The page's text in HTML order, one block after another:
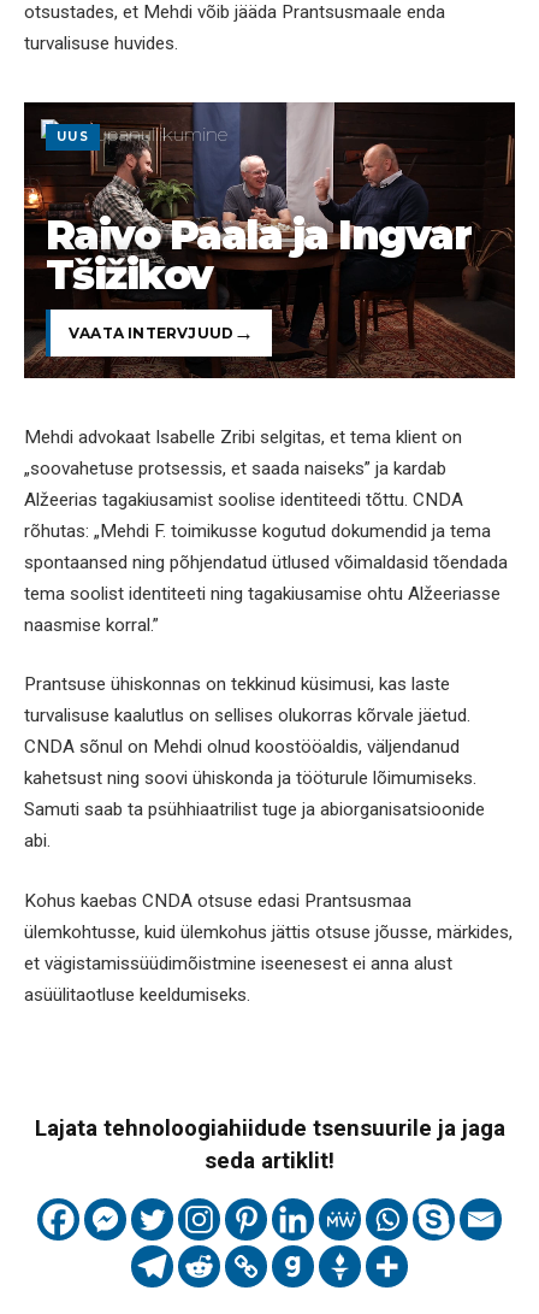
otsustades, et Mehdi võib jääda Prantsusmaale enda
turvalisuse huvides.
UUS
Raivo Paala ja Ingvar
Tšižikov
VAATA INTERVJUUD
Mehdi advokaat Isabelle Zribi selgitas, et tema klient on
„soovahetuse protsessis, et saada naiseks” ja kardab
Alžeerias tagakiusamist soolise identiteedi tõttu. CNDA
rõhutas: „Mehdi F. toimikusse kogutud dokumendid ja tema
spontaansed ning põhjendatud ütlused võimaldasid tõendada
tema soolist identiteeti ning tagakiusamise ohtu Alžeeriasse
naasmise korral.”
Prantsuse ühiskonnas on tekkinud küsimusi, kas laste
turvalisuse kaalutlus on sellises olukorras kõrvale jäetud.
CNDA sõnul on Mehdi olnud koostööaldis, väljendanud
kahetsust ning soovi ühiskonda ja tööturule lõimumiseks.
Samuti saab ta psühhiaatrilist tuge ja abiorganisatsioonide
abi.
Kohus kaebas CNDA otsuse edasi Prantsusmaa
ülemkohtusse, kuid ülemkohus jättis otsuse jõusse, märkides,
et vägistamissüüdimõistmine iseenesest ei anna alust
asüülitaotluse keeldumiseks.
Lajata tehnoloogiahiidude tsensuurile ja jaga
seda artiklit!